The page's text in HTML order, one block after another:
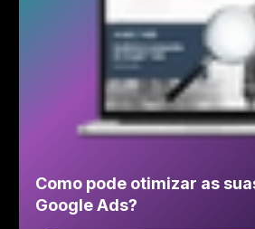
Como pode otimizar as
Google Ads?